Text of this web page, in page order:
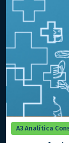
A3 Analítica